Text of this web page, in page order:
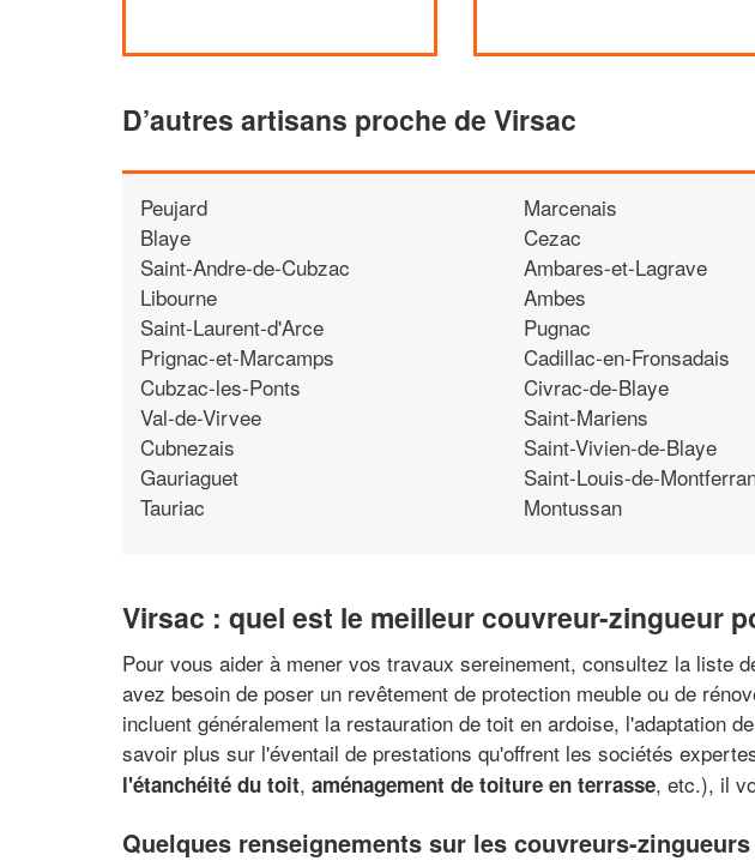
D’autres artisans proche de Virsac
Peujard
Blaye
Saint-Andre-de-Cubzac
Libourne
Saint-Laurent-d'Arce
Prignac-et-Marcamps
Cubzac-les-Ponts
Val-de-Virvee
Cubnezais
Gauriaguet
Tauriac
Marcenais
Cezac
Ambares-et-Lagrave
Ambes
Pugnac
Cadillac-en-Fronsadais
Civrac-de-Blaye
Saint-Mariens
Saint-Vivien-de-Blaye
Saint-Louis-de-
Montussan
Virsac : quel est le meilleur couvreur-zingueur
Pour vous aider à mener vos travaux sereinement, consultez la
avez besoin de poser un revêtement de protection meuble ou de
incluent généralement la restauration de toit en ardoise, l'adaptation
savoir plus sur l'éventail de prestations qu'offrent les sociétés
l'étanchéité du toit, aménagement de toiture en terrasse, etc.), il
Quelques renseignements sur les couvreurs-